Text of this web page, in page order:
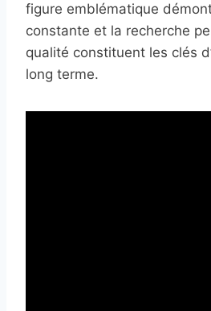
figure emblématique
constante et la recherche
qualité constituent les clés
long terme.